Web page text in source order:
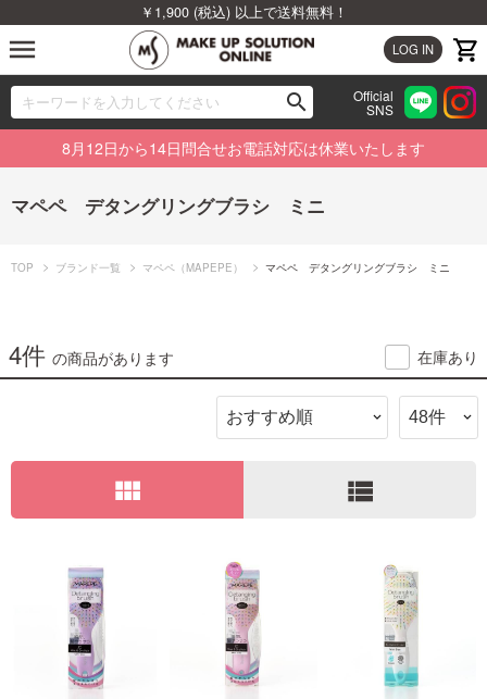
￥1,900 (税込) 以上で送料無料！
LOG IN
menu
search
00
Official
SNS
ブランドから探す
カテゴリから探す
特集から探す
ビューティジャーナルから探す
お問い合わせ
8月12日から14日問合せお電話対応は休業いたします
マペペ デタングリングブラシ ミニ
TOP ブランド一覧 マペペ（MAPEPE） マペペ デタングリングブラシ ミニ
4件 の商品があります 在庫あり
view_module view_list